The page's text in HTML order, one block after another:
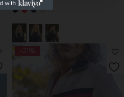
-21%